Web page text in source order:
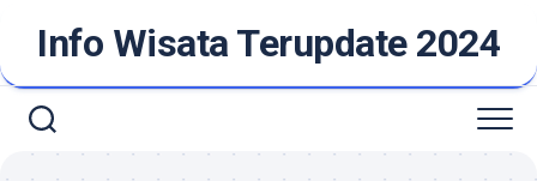
contentInfo Wisata Terupdate 2024